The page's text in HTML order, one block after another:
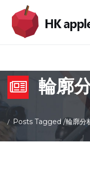
輪廓
Posts Tagged/輪廓分